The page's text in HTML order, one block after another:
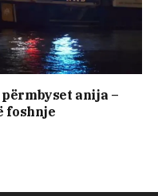
anija –
foshnje